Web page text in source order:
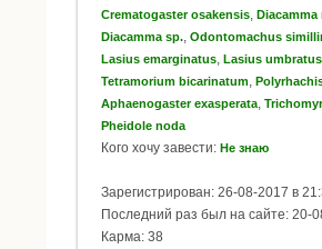
Crematogaster osakensis
Diacamma sp. Odontomachus
Lasius emarginatus Lasius umbratus
Tetramorium bicarinatum
Aphaenogaster exasperata
Pheidole noda
Кого хочу завести: Не знаю
Зарегистрирован: 26-08-2017 в
Последний раз был на сайте: 20-
Карма: 38